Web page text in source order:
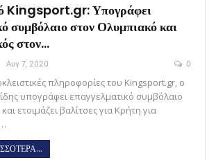
Kingsport.gr: Υπογράφει
συμβόλαιο στον Ολυμπιακό και
στον…
Αυγ 7, 2020 0
πληροφορίες του Kingsport.gr, ο
υπογράφει επαγγελματικό συμβόλαιο
ετοιμάζει βαλίτσες για Κρήτη για